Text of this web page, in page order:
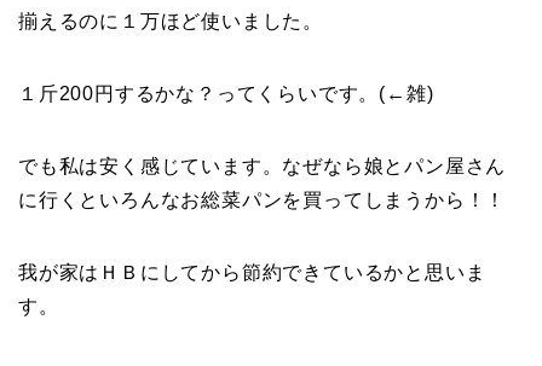
揃えるのに１万ほど使いました。
１斤200円するかな？ってくらいです。(←雑)
でも私は安く感じています。なぜなら娘とパン屋さん
に行くといろんなお総菜パンを買ってしまうから！！
我が家はＨＢにしてから節約できているかと思いま
す。